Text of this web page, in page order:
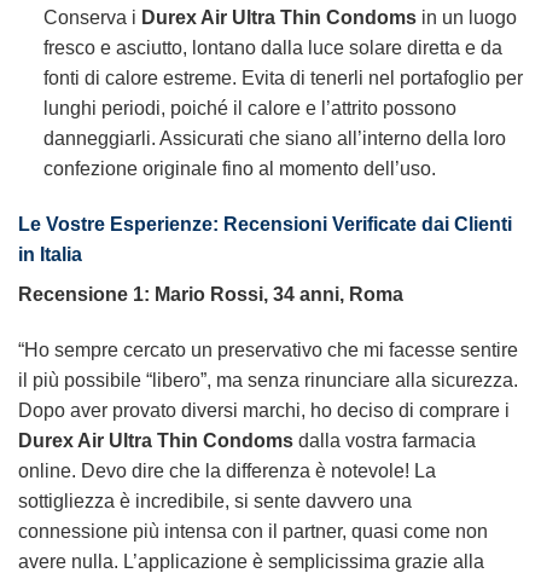
Conserva i Durex Air Ultra Thin Condomsin un luogo
fresco e asciutto, lontano dalla luce solare diretta e da
fonti di calore estreme. Evita di tenerli nel portafoglio per
lunghi periodi, poiché il calore e l’attrito possono
danneggiarli. Assicurati che siano all’interno della loro
confezione originale fino al momento dell’uso.
Le Vostre Esperienze: Recensioni Verificate dai Clienti
in Italia
Recensione 1: Mario Rossi, 34 anni, Roma
“Ho sempre cercato un preservativo che mi facesse sentire
il più possibile “libero”, ma senza rinunciare alla sicurezza.
Dopo aver provato diversi marchi, ho deciso di comprare i
Durex Air Ultra Thin Condoms dalla vostra farmacia
online. Devo dire che la differenza è notevole! La
sottigliezza è incredibile, si sente davvero una
connessione più intensa con il partner, quasi come non
avere nulla. L’applicazione è semplicissima grazie alla